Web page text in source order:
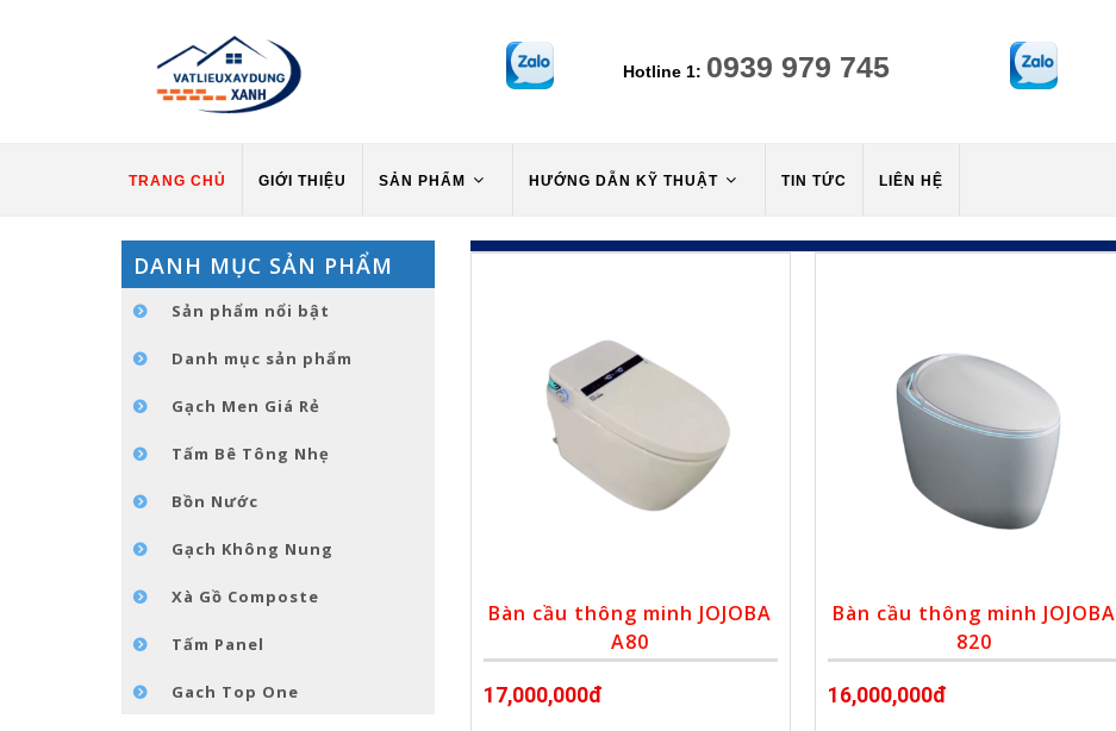
Hotline 1: 0939 979 745
TRANG CHỦ GIỚI THIỆU SẢN PHẨM HƯỚNG DẪN KỸ THUẬT TIN TỨC LIÊN HỆ
DANH MỤC SẢN PHẨM
Sản phẩm nổi bật
Danh mục sản phẩm
Gạch Men Giá Rẻ
Tấm Bê Tông Nhẹ
Bồn Nước
Gạch Không Nung
Xà Gồ Composte
Tấm Panel
Gach Top One
Bàn cầu thông minh JOJOBA
A80
17,000,000đ
Bàn cầu thông minh JOJOBA
820
16,000,000đ